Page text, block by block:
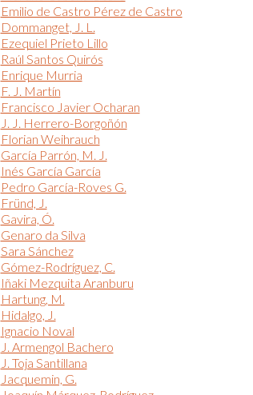
Emilio de Castro Pérez de Castro
Dommanget, J. L.
Ezequiel Prieto Lillo
Raúl Santos Quirós
Enrique Murria
F. J. Martín
Francisco Javier Ocharan
J. J. Herrero-Borgoñón
Florian Weihrauch
García Parrón, M. J.
Inés García García
Pedro García-Roves G.
Fründ, J.
Gavira, Ó.
Genaro da Silva
Sara Sánchez
Gómez-Rodríguez, C.
Iñaki Mezquita Aranburu
Hartung, M.
Hidalgo, J.
Ignacio Noval
J. Armengol Bachero
J. Toja Santillana
Jacquemin, G.